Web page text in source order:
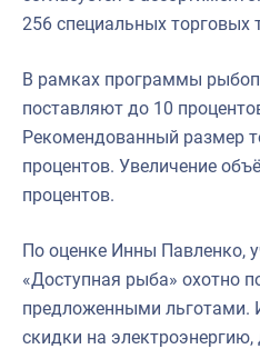
256 специальных торговых
В рамках программы
поставляют до 10
Рекомендованный размер
процентов. Увеличение
процентов.
По оценке Инны Павленко,
«Доступная рыба» охотно
предложенными льготами.
скидки на электроэнергию,